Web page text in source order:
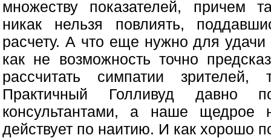
множеству показателей, причем
никак нельзя повлиять,
расчету. А что еще нужно для удачи
как не возможность точно
рассчитать симпатии
Практичный Голливуд давно
консультантами, а наше щедрое
действует по наитию. И как хорошо